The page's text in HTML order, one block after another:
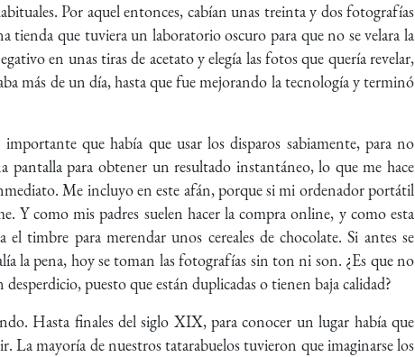
Por aquel entonces, cabían unas treinta y dos fotografías
tienda que tuviera un laboratorio oscuro para que no se velara la
en unas tiras de acetato y elegía las fotos que quería revelar,
más de un día, hasta que fue mejorando la tecnología y terminó
que había que usar los disparos sabiamente, para no
pantalla para obtener un resultado instantáneo, lo que me hace
Me incluyo en este afán, porque si mi ordenador portátil
Y como mis padres suelen hacer la compra online, y como esta
el timbre para merendar unos cereales de chocolate. Si antes se
la pena, hoy se toman las fotografías sin ton ni son. ¿Es que no
puesto que están duplicadas o tienen baja calidad?
Hasta finales del siglo XIX, para conocer un lugar había que
La mayoría de nuestros tatarabuelos tuvieron que imaginarse los